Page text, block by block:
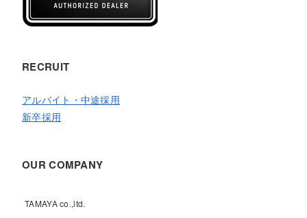
RECRUIT
アルバイト・中途採用
新卒採用
OUR COMPANY
TAMAYA co.,ltd.